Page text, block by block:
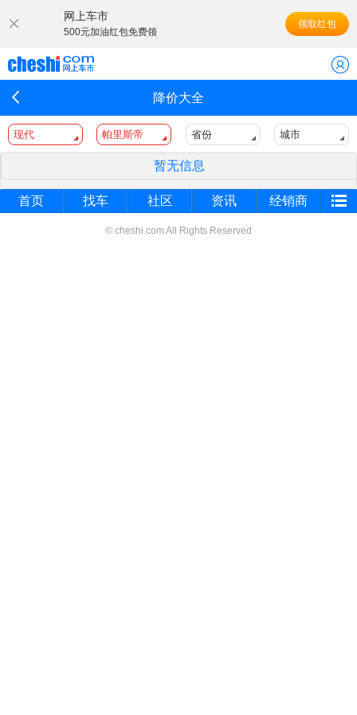
网上车市
500元加油红包免费领
领取红包
降价大全
现代 帕里斯帝 省份 城市
暂无信息
首页 找车 社区 资讯 经销商
© cheshi.com All Rights Reserved